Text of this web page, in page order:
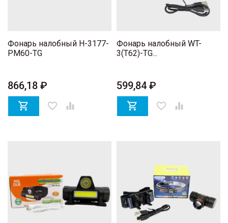
Фонарь налобный H-3177-
PM60-TG
866,18 ₽
 favorite_border 
Фонарь налобный WT-
3(T62)-TG...
599,84 ₽
 favorite_border 